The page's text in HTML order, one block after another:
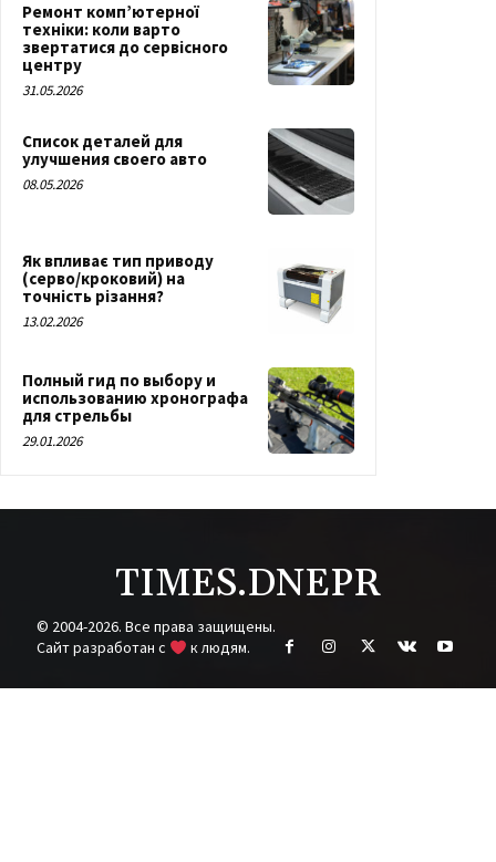
Ремонт комп’ютерної
техніки: коли варто
звертатися до сервісного
центру
31.05.2026
Список деталей для
улучшения своего авто
08.05.2026
Як впливає тип приводу
(серво/кроковий) на
точність різання?
13.02.2026
Полный гид по выбору и
использованию хронографа
для стрельбы
29.01.2026
TIMES.DNEPR
© 2004-2026. Все права защищены.
Cайт разработан с
к людям.